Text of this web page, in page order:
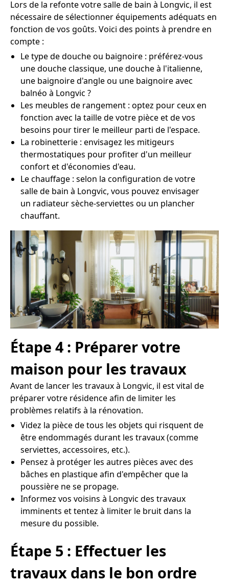
Lors de la refonte votre salle de bain à Longvic, il est
nécessaire de sélectionner équipements adéquats en
fonction de vos goûts. Voici des points à prendre en
compte :
Le type de douche ou baignoire : préférez-vous
une douche classique, une douche à l'italienne,
une baignoire d'angle ou une baignoire avec
balnéo à Longvic ?
Les meubles de rangement : optez pour ceux en
fonction avec la taille de votre pièce et de vos
besoins pour tirer le meilleur parti de l'espace.
La robinetterie : envisagez les mitigeurs
thermostatiques pour profiter d'un meilleur
confort et d'économies d'eau.
Le chauffage : selon la configuration de votre
salle de bain à Longvic, vous pouvez envisager
un radiateur sèche-serviettes ou un plancher
chauffant.
Étape 4 : Préparer votre
maison pour les travaux
Avant de lancer les travaux à Longvic, il est vital de
préparer votre résidence afin de limiter les
problèmes relatifs à la rénovation.
Videz la pièce de tous les objets qui risquent de
être endommagés durant les travaux (comme
serviettes, accessoires, etc.).
Pensez à protéger les autres pièces avec des
bâches en plastique afin d'empêcher que la
poussière ne se propage.
Informez vos voisins à Longvic des travaux
imminents et tentez à limiter le bruit dans la
mesure du possible.
Étape 5 : Effectuer les
travaux dans le bon ordre